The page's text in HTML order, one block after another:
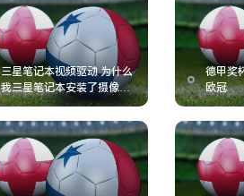
三星笔记本视频驱动 为什么
我三星笔记本安装了摄像头
驱动却无法视屏
德甲奖
欧冠